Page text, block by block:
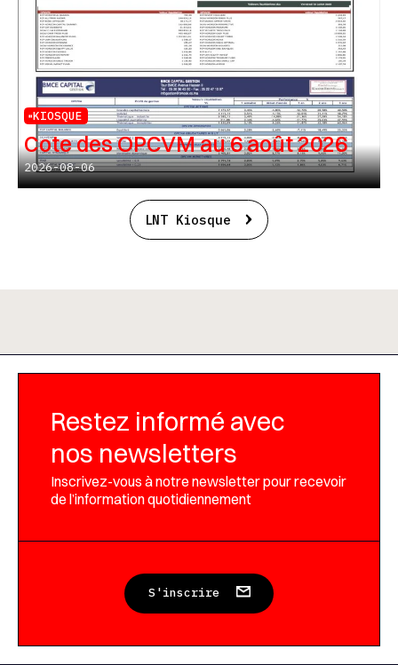
KIOSQUE
Cote des OPCVM au 6 août 2026
2026-08-06
LNT Kiosque
Restez informé avec
nos newsletters
Inscrivez-vous à notre newsletter pour recevoir
de l’information quotidiennement
S'inscrire